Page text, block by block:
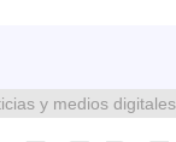
y medios digitales